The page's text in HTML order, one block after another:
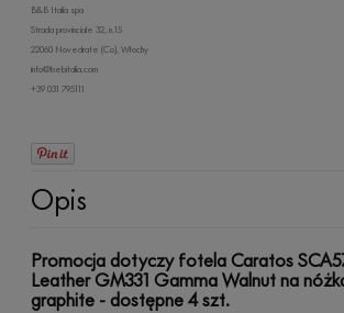
B&B Italia spa
Strada provinciale 32, n.15
22060 Novedrate (Co), Włochy
info@bebitalia.com
+39 031 795111
Opis
Promocja dotyczy fotela Caratos
Leather GM331 Gamma Walnutna
graphite - dostępne 4 szt.